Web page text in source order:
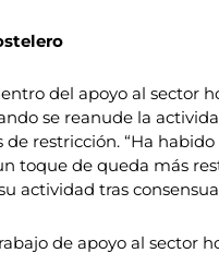
del apoyo al sector
se reanude la
restricción. “Ha
toque de queda más
actividad tras
de apoyo al sector